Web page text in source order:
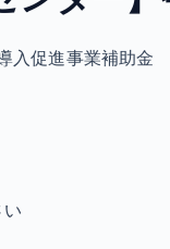
入促進事業補助金
い